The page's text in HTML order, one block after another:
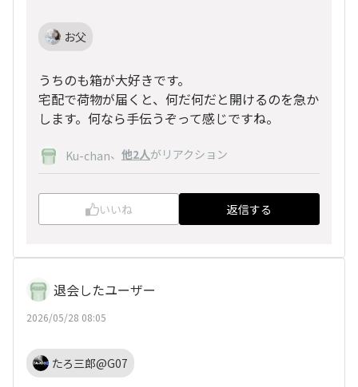
お父
うちのも箱が大好きです。
宅配で荷物が届くと、何だ何だと開けるのを急か
します。何なら手伝うぞって感じですね。
Ku-chan、 他2人がリアクション
いいね 返信する
退会したユーザー
2026/05/28 08:05
たろ三郎@G07